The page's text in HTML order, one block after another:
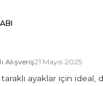
Alışveriş21 Mayıs 2025
ayaklar için ideal,